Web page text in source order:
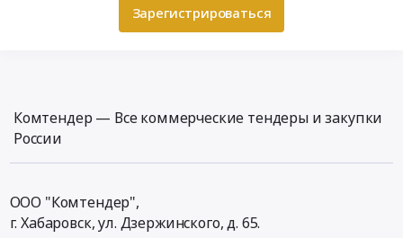
Зарегистрироваться
Комтендер — Все коммерческие тендеры и закупки
России
ООО "Комтендер",
г. Хабаровск,ул. Дзержинского, д. 65.